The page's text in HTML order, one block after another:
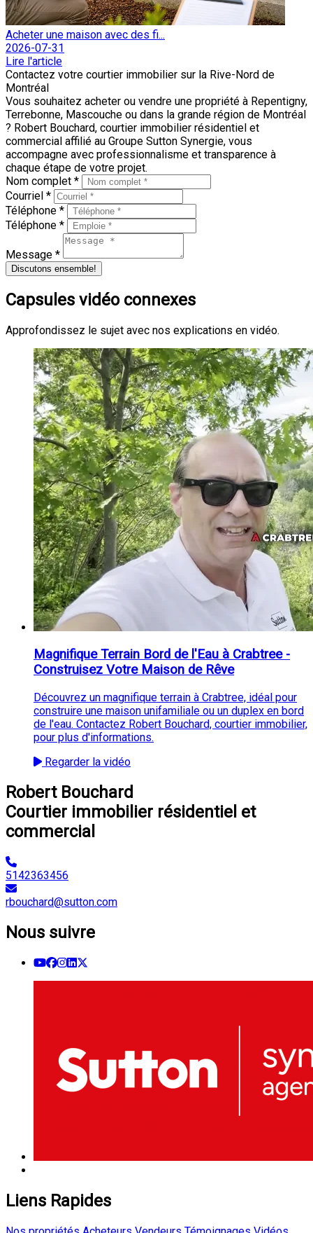
Acheter une maison avec des fi...
2026-07-31
Lire l'article
Contactez votre courtier immobilier sur la Rive-Nord de
Montréal
Vous souhaitez acheter ou vendre une propriété à Repentigny,
Terrebonne, Mascouche ou dans la grande région de Montréal
? Robert Bouchard, courtier immobilier résidentiel et
commercial affilié au Groupe Sutton Synergie, vous
accompagne avec professionnalisme et transparence à
chaque étape de votre projet.
Nom complet *
Courriel *
Téléphone *
Téléphone *
Message *
Discutons ensemble!
Capsules vidéo connexes
Approfondissez le sujet avec nos explications en vidéo.
Magnifique Terrain Bord de l'Eau à Crabtree -
Construisez Votre Maison de Rêve
Découvrez un magnifique terrain à Crabtree, idéal pour
construire une maison unifamiliale ou un duplex en bord
de l'eau. Contactez Robert Bouchard, courtier immobilier,
pour plus d'informations.
Regarder la vidéo
Robert Bouchard
Courtier immobilier résidentiel et
commercial
5142363456
rbouchard@sutton.com
Nous suivre
Liens Rapides